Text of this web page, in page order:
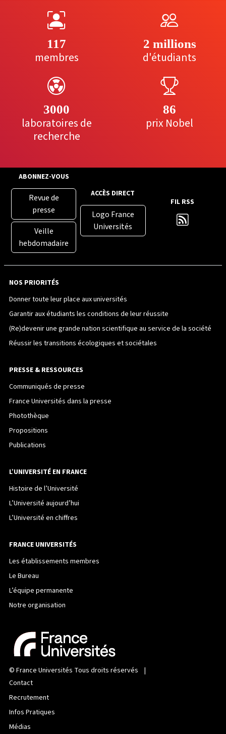
117
membres
2 millions
d'étudiants
3000
laboratoires de
recherche
86
prix Nobel
ABONNEZ-VOUS
Revue de
presse
Veille
hebdomadaire
ACCÈS DIRECT
Logo France
Universités
FIL RSS
NOS PRIORITÉS
Donner toute leur place aux universités
Garantir aux étudiants les conditions de leur réussite
(Re)devenir une grande nation scientifique au service de la société
Réussir les transitions écologiques et sociétales
PRESSE & RESSOURCES
Communiqués de presse
France Universités dans la presse
Photothèque
Propositions
Publications
L’UNIVERSITÉ EN FRANCE
Histoire de l’Université
L’Université aujourd’hui
L’Université en chiffres
FRANCE UNIVERSITÉS
Les établissements membres
Le Bureau
L’équipe permanente
Notre organisation
© France Universités Tous droits réservés |
Contact
Recrutement
Infos Pratiques
Médias